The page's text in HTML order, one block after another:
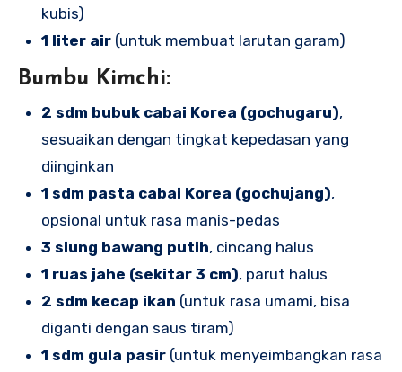
kubis)
1 liter air(untuk membuat larutan garam)
Bumbu Kimchi:
2 sdm bubuk cabai Korea (gochugaru),
sesuaikan dengan tingkat kepedasan yang
diinginkan
1 sdm pasta cabai Korea (gochujang),
opsional untuk rasa manis-pedas
3 siung bawang putih, cincang halus
1 ruas jahe (sekitar 3 cm), parut halus
2 sdm kecap ikan (untuk rasa umami, bisa
diganti dengan saus tiram)
1 sdm gula pasir(untuk menyeimbangkan rasa